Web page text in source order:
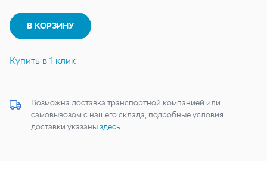
В КОРЗИНУ
Купить в 1 клик
Возможна доставка транспортной компанией или
самовывозом с нашего склада, подробные условия
доставки указаныздесь